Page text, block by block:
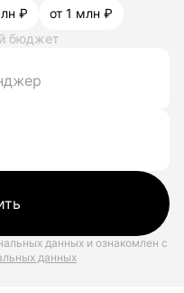
₽
от 1 млн ₽
бюджет
данных и ознакомлен с
данных